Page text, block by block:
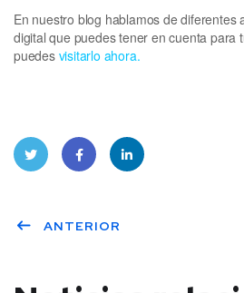
En nuestro blog hablamos de diferentes
digital que puedes tener en cuenta para
puedes visitarlo ahora.
er book dIn
ANTERIOR